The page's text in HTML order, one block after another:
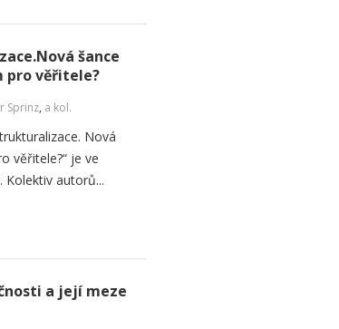
šance
pro věřitele?
Sprinz, a kol.
Nová
věřitele?“ je ve
Kolektiv autorů...
a její meze